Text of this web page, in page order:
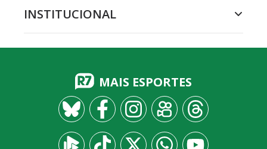
INSTITUCIONAL
MAIS ESPORTES